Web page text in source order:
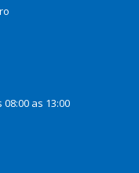
as 13:00